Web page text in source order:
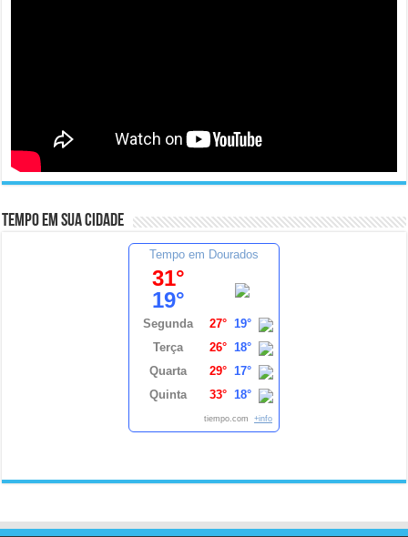
Tempo em sua cidade
Tempo em Dourados
31°
19°
Segunda 27° 19°
Terça
26° 18°
Quarta
29° 17°
Quinta
33° 18°
tiempo.com +info